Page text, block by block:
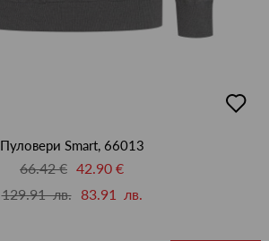
в
Пуловери Smart, 66013
66.42 € 42.90 €
129.91 лв.
83.91 лв.